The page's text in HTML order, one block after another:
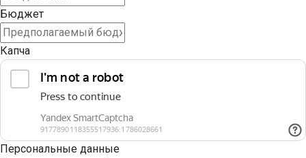
Бюджет
Капча
Персональные данные